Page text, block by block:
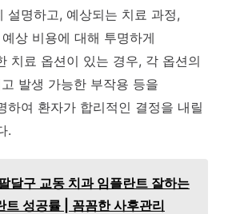
설명하고, 예상되는 치료 과정,
상 비용에 대해 투명하게
치료 옵션이 있는 경우, 각 옵션의
발생 가능한 부작용 등을
하여 환자가 합리적인 결정을 내릴
.
달구 교동 치과 임플란트 잘하는
트 성공률 | 꼼꼼한 사후관리